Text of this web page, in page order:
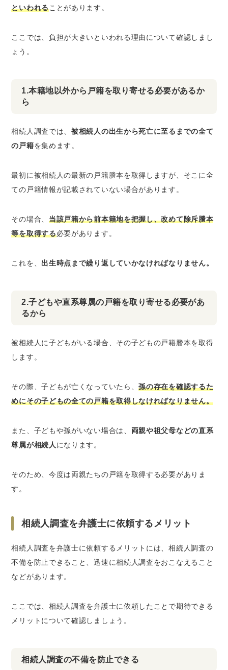
といわれることがあります。
ここでは、負担が大きいといわれる理由について確認しまし
ょう。
1.本籍地以外から戸籍を取り寄せる必要があるか
ら
相続人調査では、被相続人の出生から死亡に至るまでの全て
の戸籍を集めます。
最初に被相続人の最新の戸籍謄本を取得しますが、そこに全
ての戸籍情報が記載されていない場合があります。
その場合、 当該戸籍から前本籍地を把握し、改めて除斥謄本
等を取得する必要があります。
これを、 出生時点まで繰り返していかなければなりません。
2.子どもや直系尊属の戸籍を取り寄せる必要があ
るから
被相続人に子どもがいる場合、その子どもの戸籍謄本を取得
します。
その際、子どもが亡くなっていたら、孫の存在を確認するた
めにその子どもの全ての戸籍を取得しなければなりません。
また、子どもや孫がいない場合は、 両親や祖父母などの直系
尊属が相続人 になります。
そのため、今度は両親たちの戸籍を取得する必要がありま
す。
相続人調査を弁護士に依頼するメリット
相続人調査を弁護士に依頼するメリットには、相続人調査の
不備を防止できること、迅速に相続人調査をおこなえること
などがあります。
ここでは、相続人調査を弁護士に依頼したことで期待できる
メリットについて確認しましょう。
相続人調査の不備を防止できる